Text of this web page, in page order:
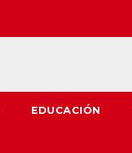
EDUCACIÓN